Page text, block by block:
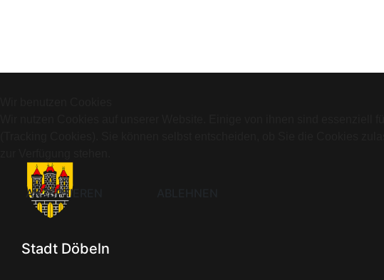
Stadt Döbeln
AKZEPTIEREN